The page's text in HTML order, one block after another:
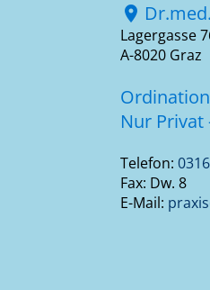
location_on
Lagergasse
A-8020 Graz
Nur Privat
Telefon:
Fax: Dw. 8
E-Mail: